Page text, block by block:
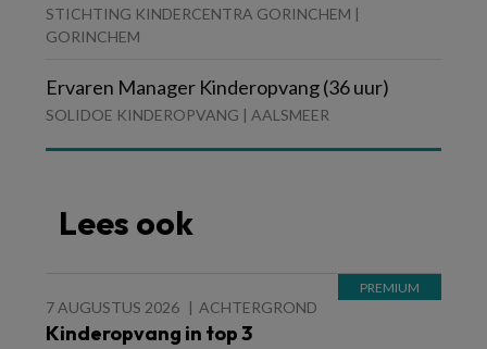
STICHTING KINDERCENTRA GORINCHEM |
GORINCHEM
Ervaren Manager Kinderopvang (36 uur)
SOLIDOE KINDEROPVANG | AALSMEER
Lees ook
7 AUGUSTUS 2026 ACHTERGROND
Kinderopvang in top 3